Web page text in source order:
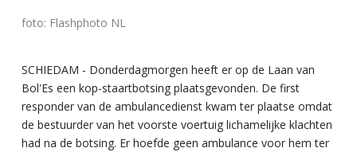
foto: Flashphoto NL
SCHIEDAM - Donderdagmorgen heeft er op de Laan van
Bol'Es een kop-staartbotsing plaatsgevonden. De first
responder van de ambulancedienst kwam ter plaatse omdat
de bestuurder van het voorste voertuig lichamelijke klachten
had na de botsing. Er hoefde geen ambulance voor hem ter